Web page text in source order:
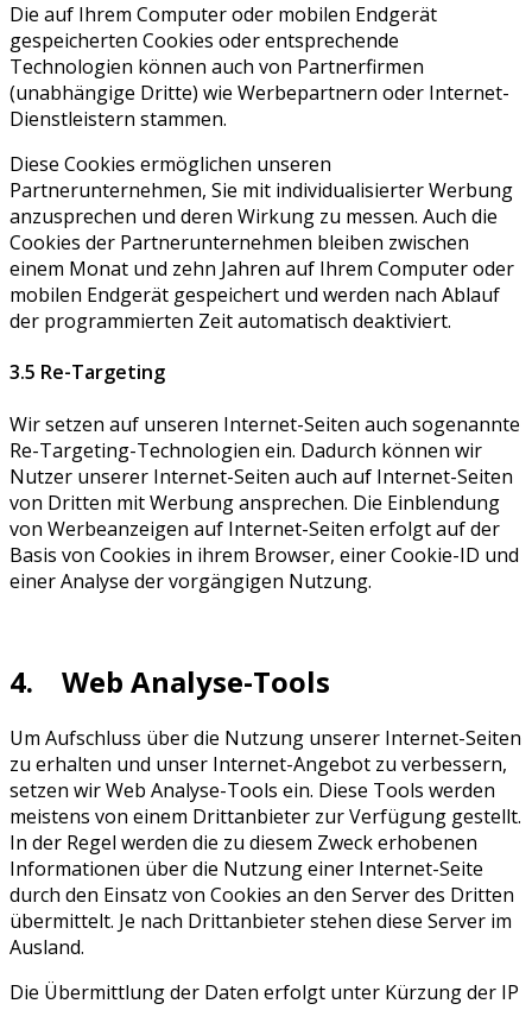
Die auf Ihrem Computer oder mobilen Endgerät
gespeicherten Cookies oder entsprechende
Technologien können auch von Partnerfirmen
(unabhängige Dritte) wie Werbepartnern oder Internet-
Dienstleistern stammen.
Diese Cookies ermöglichen unseren
Partnerunternehmen, Sie mit individualisierter Werbung
anzusprechen und deren Wirkung zu messen. Auch die
Cookies der Partnerunternehmen bleiben zwischen
einem Monat und zehn Jahren auf Ihrem Computer oder
mobilen Endgerät gespeichert und werden nach Ablauf
der programmierten Zeit automatisch deaktiviert.
3.5 Re-Targeting
Wir setzen auf unseren Internet-Seiten auch sogenannte
Re-Targeting-Technologien ein. Dadurch können wir
Nutzer unserer Internet-Seiten auch auf Internet-Seiten
von Dritten mit Werbung ansprechen. Die Einblendung
von Werbeanzeigen auf Internet-Seiten erfolgt auf der
Basis von Cookies in ihrem Browser, einer Cookie-ID und
einer Analyse der vorgängigen Nutzung.
4. Web Analyse-Tools
Um Aufschluss über die Nutzung unserer Internet-Seiten
zu erhalten und unser Internet-Angebot zu verbessern,
setzen wir Web Analyse-Tools ein. Diese Tools werden
meistens von einem Drittanbieter zur Verfügung gestellt.
In der Regel werden die zu diesem Zweck erhobenen
Informationen über die Nutzung einer Internet-Seite
durch den Einsatz von Cookies an den Server des Dritten
übermittelt. Je nach Drittanbieter stehen diese Server im
Ausland.
Die Übermittlung der Daten erfolgt unter Kürzung der IP